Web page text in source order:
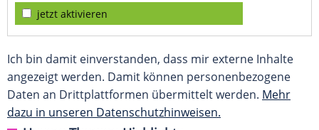
jetzt aktivieren
Ich bin damit einverstanden, dass mir externe Inhalte
angezeigt werden. Damit können personenbezogene
Daten an Drittplattformen übermittelt werden. Mehr
dazu in unseren Datenschutzhinweisen.